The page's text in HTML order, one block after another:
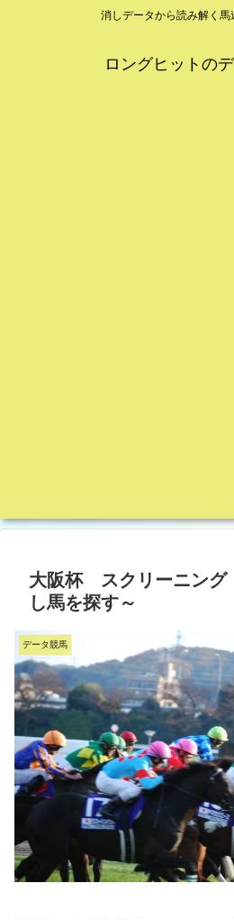
消しデータから読み解く馬
ロングヒットの
大阪杯 スクリーニン
し馬を探す～
データ競馬